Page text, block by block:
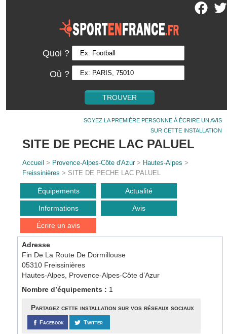
Quoi ?
Où ?
SOYEZ LA PREMIÈRE PERSONNE À ÉCRIRE UN AVIS
SUR CETTE INSTALLATION
SITE DE PECHE LAC PALUEL
Accueil > Provence-Alpes-Côte d'Azur> Hautes-Alpes >
Freissinières > SITE DE PECHE LAC PALUEL
Équipements Actualité
Informations Avis
Écrire un avis
Adresse
Fin De La Route De Dormillouse
05310 Freissinières
Hautes-Alpes, Provence-Alpes-Côte d’Azur
Nombre d’équipements : 1
Partagez cette installation sur vos réseaux sociaux
Facebook Twitter